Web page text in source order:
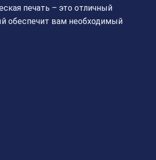
печать – это отличный
обеспечит вам необходимый